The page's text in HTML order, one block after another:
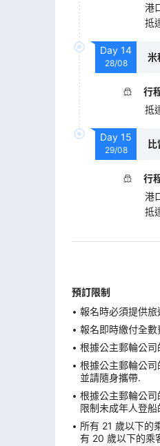
港
抵
Day 14
28/08
米
行
抵
Day 15
29/08
行
港
抵
預訂限制
報名時必須提供旅
報名即時繳付全
根據公主郵輪公
根據公主郵輪公
並請隨身攜帶.
根據公主郵輪公
限制未成年人登船
所有 21 歲以下的
有 20 歲以下的乘